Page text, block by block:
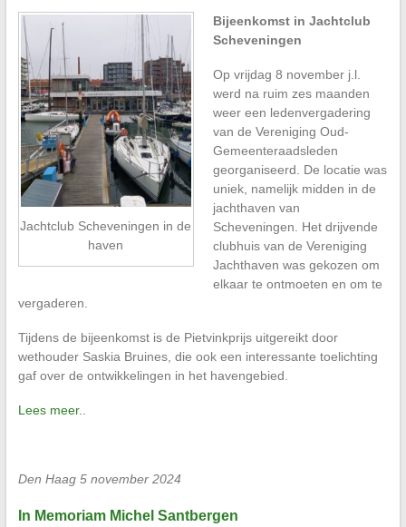
Jachtclub Scheveningen in de
haven
Bijeenkomst in Jachtclub
Scheveningen
Op vrijdag 8 november j.l.
werd na ruim zes maanden
weer een ledenvergadering
van de Vereniging Oud-
Gemeenteraadsleden
georganiseerd. De locatie was
uniek, namelijk midden in de
jachthaven van
Scheveningen. Het drijvende
clubhuis van de Vereniging
Jachthaven was gekozen om
elkaar te ontmoeten en om te
vergaderen.
Tijdens de bijeenkomst is de Pietvinkprijs uitgereikt door
wethouder Saskia Bruines, die ook een interessante toelichting
gaf over de ontwikkelingen in het havengebied.
Lees meer..
Den Haag 5 november 2024
In Memoriam Michel Santbergen